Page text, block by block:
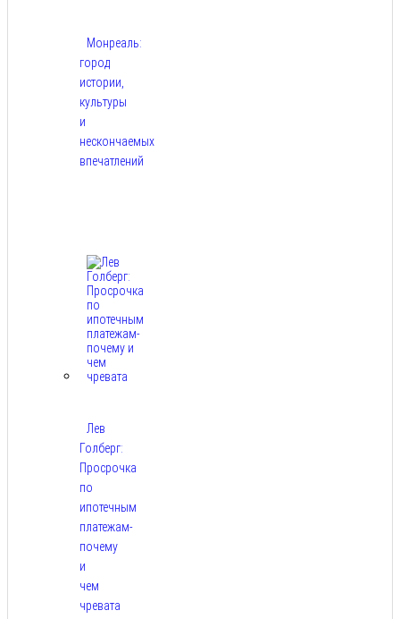
Монреаль:
город
истории,
культуры
и
нескончаемых
впечатлений
Лев
Голберг:
Просрочка
по
ипотечным
платежам-
почему
и
чем
чревата